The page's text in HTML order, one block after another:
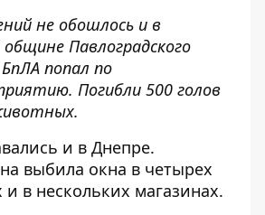
не обошлось и в
общине Павлоградского
попал по
Погибли 500 голов
и в Днепре.
выбила окна в четырех
и в нескольких магазинах.